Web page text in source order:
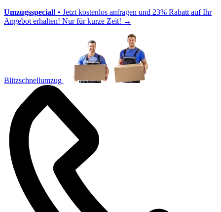
Umzugsspecial! • Jetzt kostenlos anfragen und 23% Rabatt auf Ihr
Angebot erhalten! Nur für kurze Zeit! →
Blitzschnellumzug